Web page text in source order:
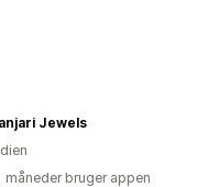
Jewels
måneder bruger appen